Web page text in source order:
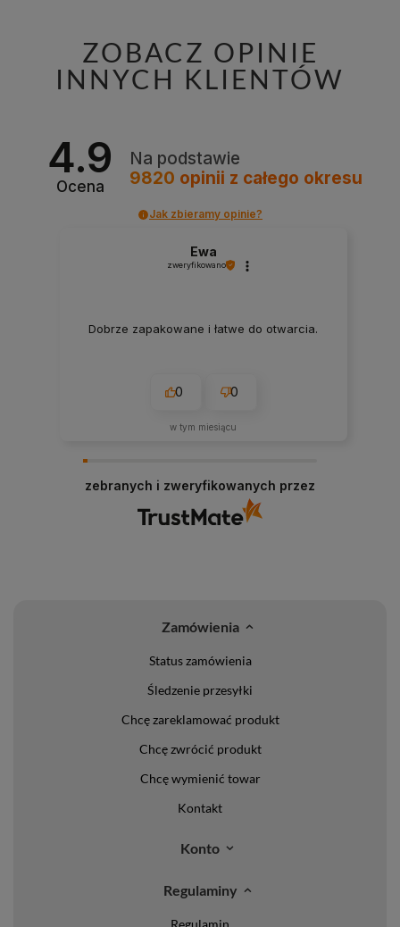
ZOBACZ OPINIE
INNYCH KLIENTÓW
4.9
Ocena
Na podstawie
9820 opinii z całego okresu
Jak zbieramy opinie?
Ewa
zweryfikowano
Dobrze zapakowane i łatwe do otwarcia.
0 0
w tym miesiącu
zebranych i zweryfikowanych przez
Zamówienia
Status zamówienia
Śledzenie przesyłki
Chcę zareklamować produkt
Chcę zwrócić produkt
Chcę wymienić towar
Kontakt
Konto
Regulaminy